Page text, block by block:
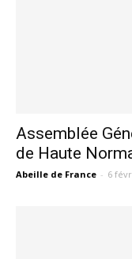
Assemblée
de Haute
Abeille de France - 6